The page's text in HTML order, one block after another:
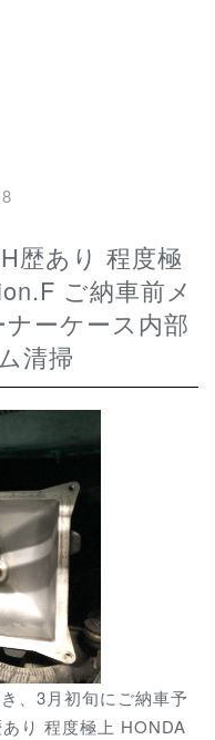
ご納車前メ
ーケース内部
清掃
、3月初旬にご納車予
り 程度極上 HONDA